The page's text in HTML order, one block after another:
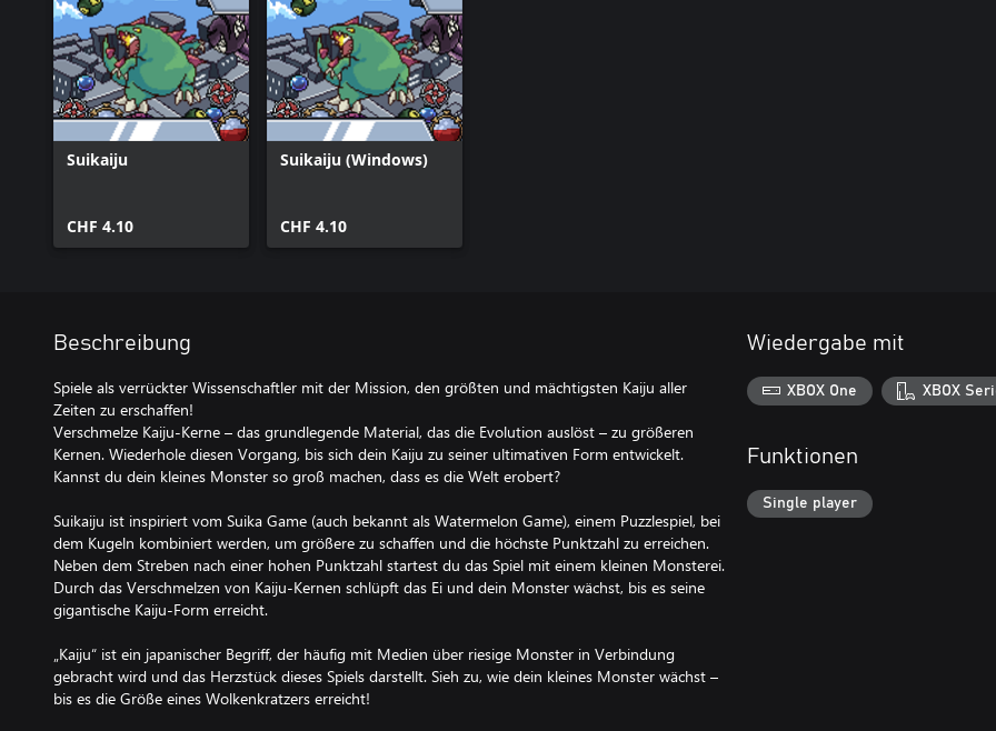
Suikaiju
CHF 4.10
Suikaiju (Windows)
CHF 4.10
Beschreibung
Spiele als verrückter Wissenschaftler mit der Mission, den größten und mächtigsten Kaiju aller
Zeiten zu erschaffen!
Verschmelze Kaiju-Kerne – das grundlegende Material, das die Evolution auslöst – zu größeren
Kernen. Wiederhole diesen Vorgang, bis sich dein Kaiju zu seiner ultimativen Form entwickelt.
Kannst du dein kleines Monster so groß machen, dass es die Welt erobert?
Suikaiju ist inspiriert vom Suika Game (auch bekannt als Watermelon Game), einem Puzzlespiel, bei
dem Kugeln kombiniert werden, um größere zu schaffen und die höchste Punktzahl zu erreichen.
Neben dem Streben nach einer hohen Punktzahl startest du das Spiel mit einem kleinen Monsterei.
Durch das Verschmelzen von Kaiju-Kernen schlüpft das Ei und dein Monster wächst, bis es seine
gigantische Kaiju-Form erreicht.
„Kaiju“ ist ein japanischer Begriff, der häufig mit Medien über riesige Monster in Verbindung
gebracht wird und das Herzstück dieses Spiels darstellt. Sieh zu, wie dein kleines Monster wächst –
bis es die Größe eines Wolkenkratzers erreicht!
Wiedergabe mit
XBOX One XBOX
Funktionen
Single player